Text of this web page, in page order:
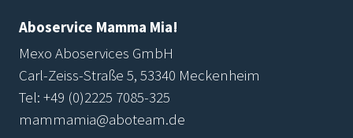
Aboservice Mamma Mia!
Mexo Aboservices GmbH
Carl-Zeiss-Straße 5, 53340 Meckenheim
Tel: +49 (0)2225 7085-325
mammamia@aboteam.de